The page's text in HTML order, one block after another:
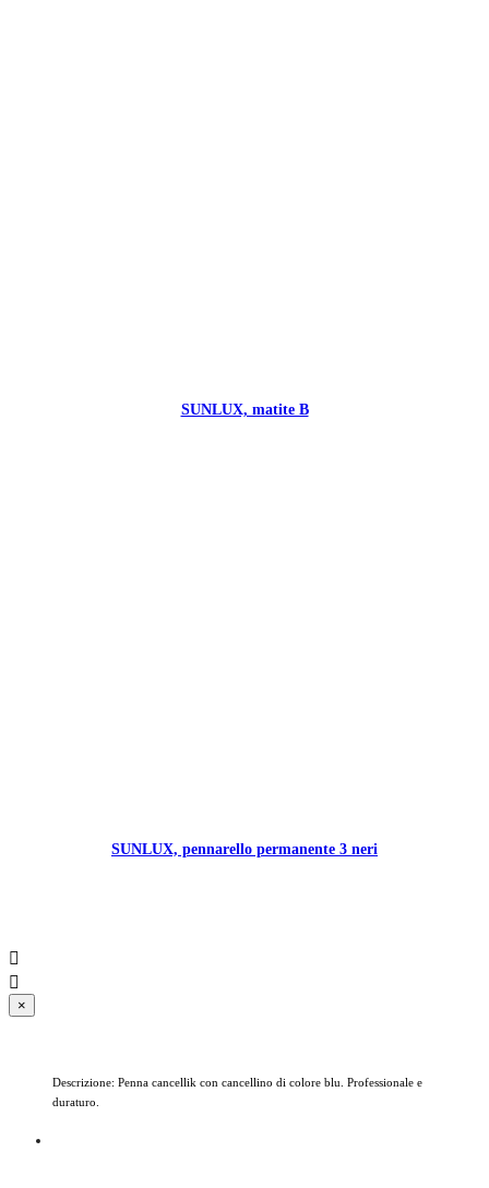
SUNLUX, matite B
SUNLUX, pennarello permanente 3 neri


×
Descrizione: Penna cancellik con cancellino di colore blu. Professionale e
duraturo.